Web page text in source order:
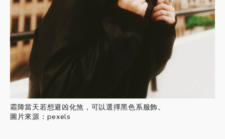
霜降當天若想避凶化煞，可以選擇黑色系服飾。
圖片來源： pexels